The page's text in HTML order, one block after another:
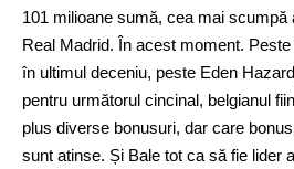
101 milioane sumă, cea mai scumpă
Real Madrid. În acest moment.
în ultimul deceniu, peste Eden
pentru următorul cincinal, belgianul
plus diverse bonusuri, dar care
sunt atinse. Și Bale tot ca să fie lider